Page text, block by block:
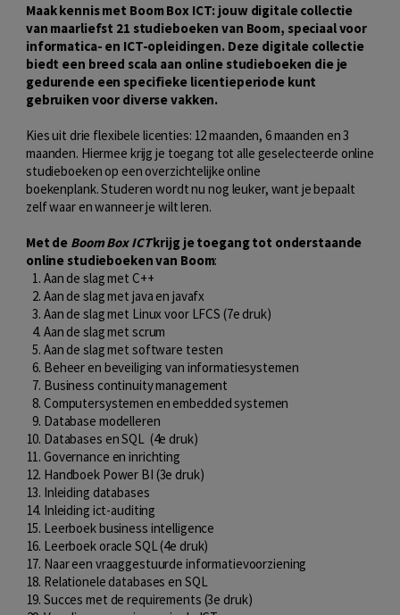
Maak kennis met Boom Box ICT: jouw digitale collectie
van maarliefst 21 studieboeken van Boom, speciaal voor
informatica- en ICT-opleidingen. Deze digitale collectie
biedt een breed scala aan online studieboeken die je
gedurende een specifieke licentieperiode kunt
gebruiken voor diverse vakken.
Kies uit drie flexibele licenties: 12 maanden, 6 maanden en 3
maanden. Hiermee krijg je toegang tot alle geselecteerde online
studieboeken op een overzichtelijke online
boekenplank. Studeren wordt nu nog leuker, want je bepaalt
zelf waar en wanneer je wilt leren.
Met de Boom Box ICTkrijg je toegang tot onderstaande
online studieboeken van Boom:
Aan de slag met C++
Aan de slag met java en javafx
Aan de slag met Linux voor LFCS (7e druk)
Aan de slag met scrum
Aan de slag met software testen
Beheer en beveiliging van informatiesystemen
Business continuity management
Computersystemen en embedded systemen
Database modelleren
Databases en SQL (4e druk)
Governance en inrichting
Handboek Power BI (3e druk)
Inleiding databases
Inleiding ict-auditing
Leerboek business intelligence
Leerboek oracle SQL (4e druk)
Naar een vraaggestuurde informatievoorziening
Relationele databases en SQL
Succes met de requirements (3e druk)